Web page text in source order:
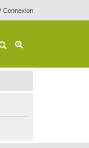
Connexion
Rechercher